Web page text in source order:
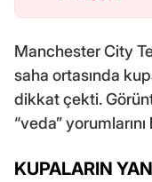
Manchester City
saha ortasında
dikkat çekti.
“veda”
KUPALARIN